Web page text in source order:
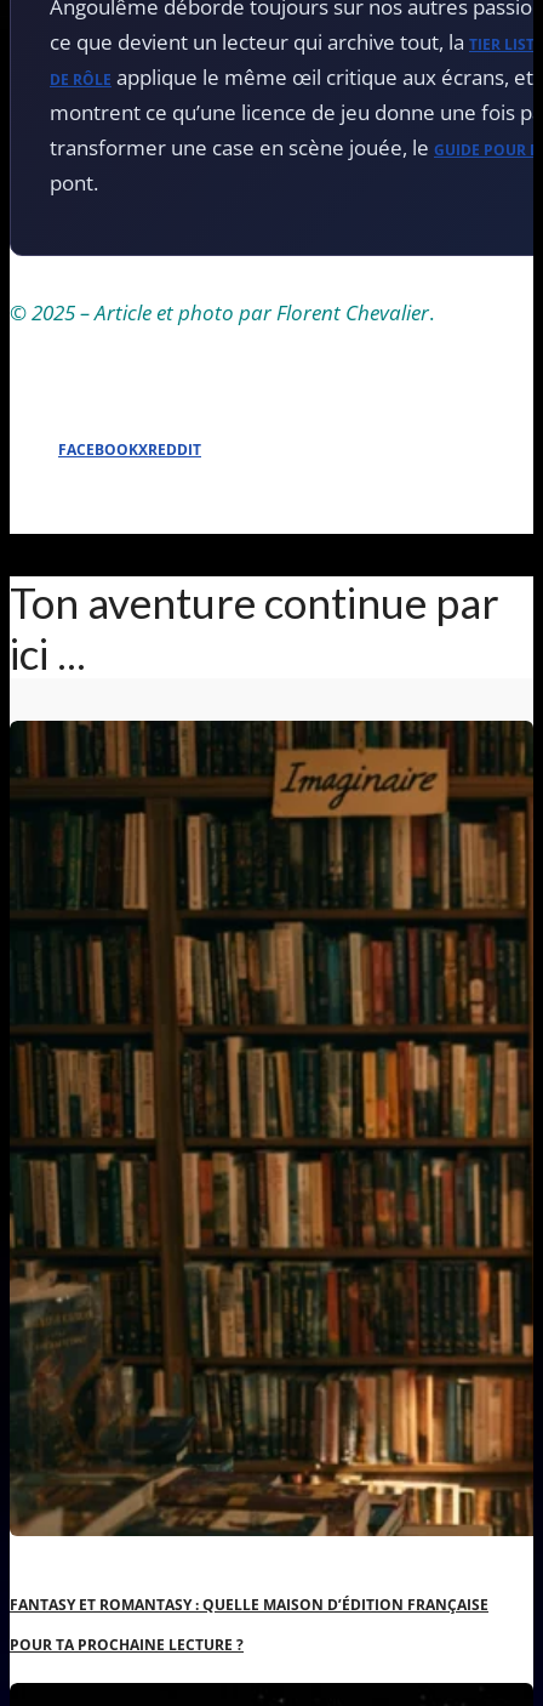
Angoulême déborde toujours sur nos autres
ce que devient un lecteur qui archive tout, la TIER LIST
DE RÔLE applique le même œil critique aux écrans, et
montrent ce qu’une licence de jeu donne une fois
transformer une case en scène jouée, le GUIDE POUR
pont.
© 2025 – Article et photo par Florent Chevalier.
FACEBOOKXREDDIT
Ton aventure continue par
ici ...
FANTASY ET ROMANTASY : QUELLE MAISON D’ÉDITION FRANÇAISE
POUR TA PROCHAINE LECTURE ?